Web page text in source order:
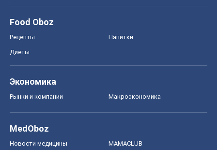
Food Oboz
Рецепты Напитки
Диеты
Экономика
Рынки и компании Mакроэкономика
MedOboz
Новости медицины MAMACLUB